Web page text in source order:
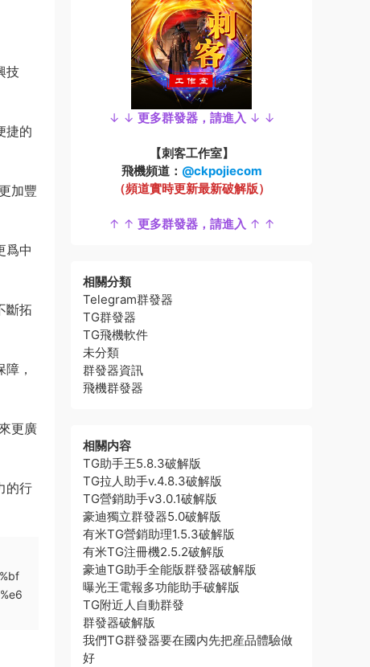
技
捷的
加豐
爲中
斷拓
，
更廣
的行
↓ ↓ 更多群發器，請進入 ↓ ↓
【刺客工作室】
飛機頻道： @ckpojiecom
（頻道實時更新最新破解版）
↑ ↑ 更多群發器，請進入 ↑ ↑
相關分類
Telegram群發器
TG群發器
TG飛機軟件
未分類
群發器資訊
飛機群發器
相關内容
TG助手王5.8.3破解版
TG拉人助手v.4.8.3破解版
TG營銷助手v3.0.1破解版
豪迪獨立群發器5.0破解版
有米TG營銷助理1.5.3破解版
有米TG注冊機2.5.2破解版
豪迪TG助手全能版群發器破解版
曝光王電報多功能助手破解版
TG附近人自動群發
群發器破解版
我們TG群發器要在國内先把産品體驗做
好